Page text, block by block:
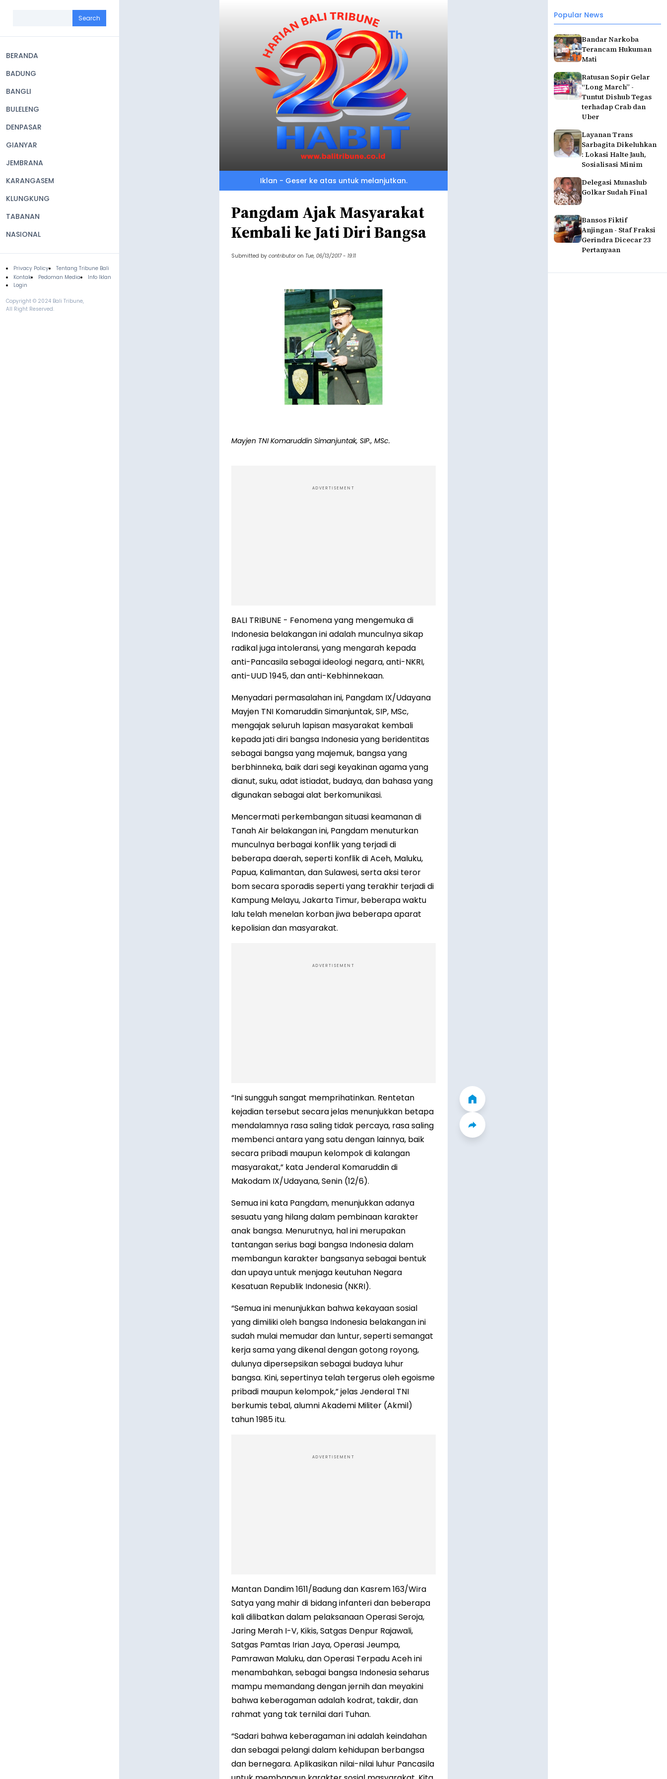
navigation
BERANDA
BADUNG
BANGLI
BULELENG
DENPASAR
GIANYAR
JEMBRANA
KARANGASEM
KLUNGKUNG
TABANAN
NASIONAL
Footer
Privacy Policy
Tentang Tribune Bali
Kontak
Pedoman Media
Info Iklan
Login
Copyright © 2024 Bali Tribune,
All Right Reserved.
Popular News
Bandar Narkoba
Terancam Hukuman
Mati
Ratusan Sopir Gelar
“Long March” -
Tuntut Dishub Tegas
terhadap Crab dan
Uber
Layanan Trans
Sarbagita Dikeluhkan
: Lokasi Halte Jauh,
Sosialisasi Minim
Delegasi Munaslub
Golkar Sudah Final
Bansos Fiktif
Anjingan - Staf Fraksi
Gerindra Dicecar 23
Pertanyaan
Iklan - Geser ke atas untuk melanjutkan.
Pangdam Ajak Masyarakat
Kembali ke Jati Diri Bangsa
Submitted by contributor on Tue, 06/13/2017 - 19:11
Mayjen TNI Komaruddin Simanjuntak, SIP., MSc.
ADVERTISEMENT
BALI TRIBUNE - Fenomena yang mengemuka di
Indonesia belakangan ini adalah munculnya sikap
radikal juga intoleransi, yang mengarah kepada
anti-Pancasila sebagai ideologi negara, anti-NKRI,
anti-UUD 1945, dan anti-Kebhinnekaan.
Menyadari permasalahan ini, Pangdam IX/Udayana
Mayjen TNI Komaruddin Simanjuntak, SIP, MSc,
mengajak seluruh lapisan masyarakat kembali
kepada jati diri bangsa Indonesia yang beridentitas
sebagai bangsa yang majemuk, bangsa yang
berbhinneka, baik dari segi keyakinan agama yang
dianut, suku, adat istiadat, budaya, dan bahasa yang
digunakan sebagai alat berkomunikasi.
Mencermati perkembangan situasi keamanan di
Tanah Air belakangan ini, Pangdam menuturkan
munculnya berbagai konflik yang terjadi di
beberapa daerah, seperti konflik di Aceh, Maluku,
Papua, Kalimantan, dan Sulawesi, serta aksi teror
bom secara sporadis seperti yang terakhir terjadi di
Kampung Melayu, Jakarta Timur, beberapa waktu
lalu telah menelan korban jiwa beberapa aparat
kepolisian dan masyarakat.
ADVERTISEMENT
“Ini sungguh sangat memprihatinkan. Rentetan
kejadian tersebut secara jelas menunjukkan betapa
mendalamnya rasa saling tidak percaya, rasa saling
membenci antara yang satu dengan lainnya, baik
secara pribadi maupun kelompok di kalangan
masyarakat,” kata Jenderal Komaruddin di
Makodam IX/Udayana, Senin (12/6).
Semua ini kata Pangdam, menunjukkan adanya
sesuatu yang hilang dalam pembinaan karakter
anak bangsa. Menurutnya, hal ini merupakan
tantangan serius bagi bangsa Indonesia dalam
membangun karakter bangsanya sebagai bentuk
dan upaya untuk menjaga keutuhan Negara
Kesatuan Republik Indonesia (NKRI).
“Semua ini menunjukkan bahwa kekayaan sosial
yang dimiliki oleh bangsa Indonesia belakangan ini
sudah mulai memudar dan luntur, seperti semangat
kerja sama yang dikenal dengan gotong royong,
dulunya dipersepsikan sebagai budaya luhur
bangsa. Kini, sepertinya telah tergerus oleh egoisme
pribadi maupun kelompok,” jelas Jenderal TNI
berkumis tebal, alumni Akademi Militer (Akmil)
tahun 1985 itu.
ADVERTISEMENT
Mantan Dandim 1611/Badung dan Kasrem 163/Wira
Satya yang mahir di bidang infanteri dan beberapa
kali dilibatkan dalam pelaksanaan Operasi Seroja,
Jaring Merah I-V, Kikis, Satgas Denpur Rajawali,
Satgas Pamtas Irian Jaya, Operasi Jeumpa,
Pamrawan Maluku, dan Operasi Terpadu Aceh ini
menambahkan, sebagai bangsa Indonesia seharus
mampu memandang dengan jernih dan meyakini
bahwa keberagaman adalah kodrat, takdir, dan
rahmat yang tak ternilai dari Tuhan.
“Sadari bahwa keberagaman ini adalah keindahan
dan sebagai pelangi dalam kehidupan berbangsa
dan bernegara. Aplikasikan nilai-nilai luhur Pancasila